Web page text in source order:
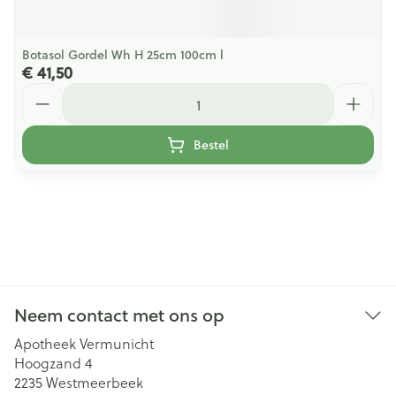
Botasol Gordel Wh H 25cm 100cm l
€ 41,50
Bestel
Neem contact met ons op
Apotheek Vermunicht
Hoogzand 4
2235Westmeerbeek